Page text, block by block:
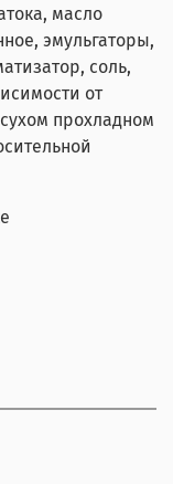
масло
эмульгаторы,
соль,
от
прохладном